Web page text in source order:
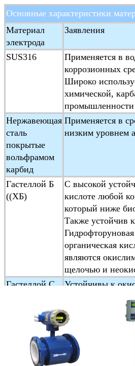
окружающей среды
Средняя
электропроводность
≥ 20μs/cm
Диапазон
Тип конструкции
подводный
IP65,IP68
Отметка "Ex-proof"
ExmdIIT4
Стандарт
продукции
JB/T 9248-
Основные характеристики
Материал
электрода
Заявления
SUS316
Применяется в
коррозионных
Широко
химической,
промышленности
Нержавеющая
сталь
покрытые
вольфрамом
карбид
Применяется в
низким уровнем
Гастеллой Б
((ХБ)
С высокой
кислоте любой
который ниже
Также устойчив
органическая
являются
щелочью и
Гастеллой C
Устойчивы к
кислота
а также
Fe+++, Cu++aSt и
Применяется в
гипохлоритной